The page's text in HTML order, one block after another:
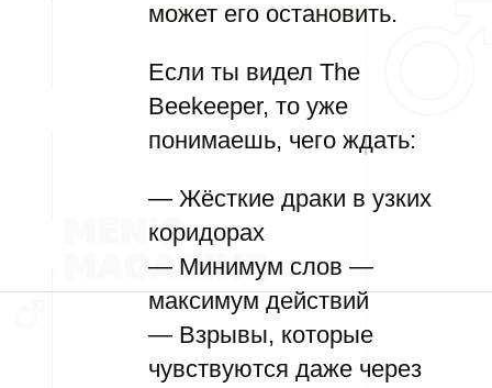
может его остановить.
Если ты видел The
Beekeeper, то уже
понимаешь, чего ждать:
— Жёсткие драки в узких
коридорах
— Минимум слов —
максимум действий
— Взрывы, которые
чувствуются даже через